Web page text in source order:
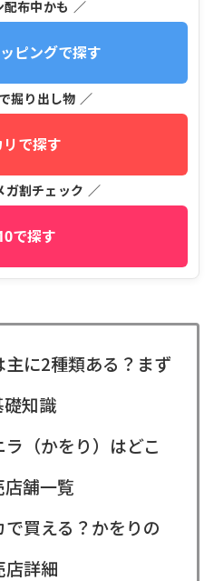
配布中かも ／
ピングで探す
掘り出し物 ／
で探す
割チェック ／
で探す
主に2種類ある？まず
知識
（かをり）はどこ
舗一覧
で買える？かをりの
店詳細